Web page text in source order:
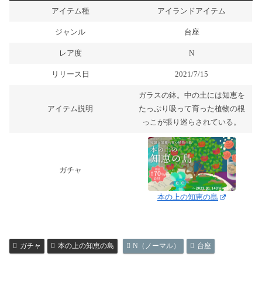
アイテム種 アイランドアイテム
ジャンル 台座
レア度 N
リリース日 2021/7/15
アイテム説明
ガラスの鉢。中の土には知恵を
たっぷり吸って育った植物の根
っこが張り巡らされている。
ガチャ
本の上の知恵の島
ガチャ 本の上の知恵の島 N（ノーマル） 台座